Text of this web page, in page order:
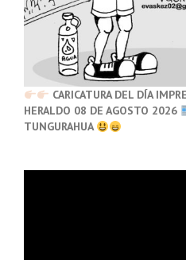
CARICATURA DEL DÍA
HERALDO 08 DE AGOSTO 2026
TUNGURAHUA